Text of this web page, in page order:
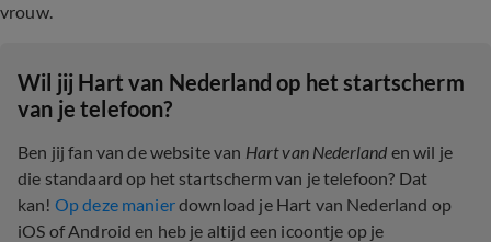
vrouw.
Wil jij Hart van Nederland op het startscherm
van je telefoon?
Ben jij fan van de website van Hart van Nederland en wil je
die standaard op het startscherm van je telefoon? Dat
kan! Op deze manierdownload je Hart van Nederland op
iOS of Android en heb je altijd een icoontje op je